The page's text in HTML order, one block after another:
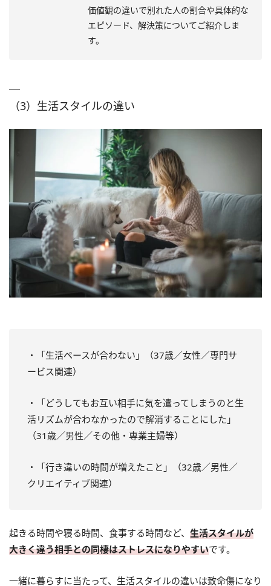
価値観の違いで別れた人の割合や具体的な
エピソード、解決策についてご紹介しま
す。
（3）生活スタイルの違い
・「生活ペースが合わない」（37歳／女性／専門サ
ービス関連）
・「どうしてもお互い相手に気を遣ってしまうのと生
活リズムが合わなかったので解消することにした」
（31歳／男性／その他・専業主婦等）
・「行き違いの時間が増えたこと」（32歳／男性／
クリエイティブ関連）
起きる時間や寝る時間、食事する時間など、 生活スタイルが
大きく違う相手との同棲はストレスになりやすいです。
一緒に暮らすに当たって、生活スタイルの違いは致命傷になり